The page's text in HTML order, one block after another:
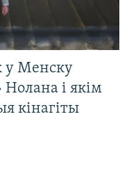
у Менску
і якім
кінагіты